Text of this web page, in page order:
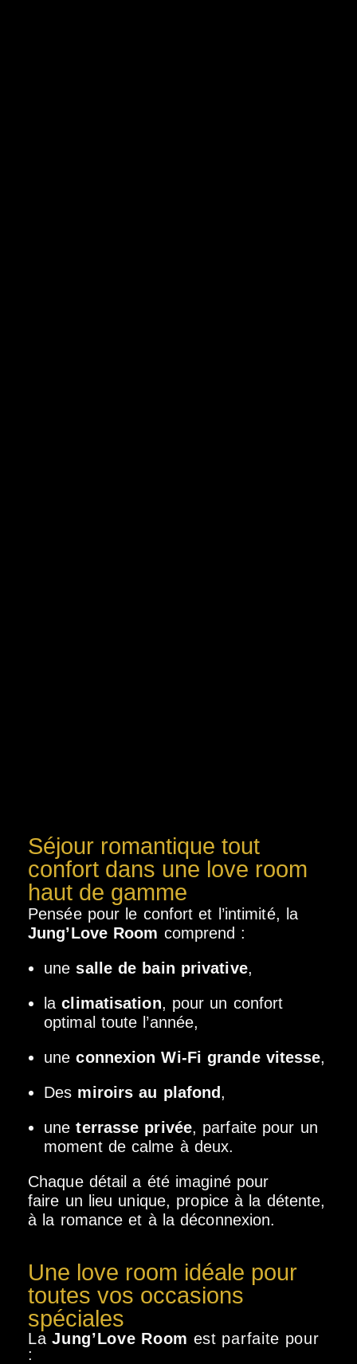
Séjour romantique tout
confort dans une love room
haut de gamme
Pensée pour le confort et l’intimité, la
Jung’Love Room comprend :
unesalle de bain privative,
laclimatisation, pour un confort
optimal toute l’année,
uneconnexion Wi-Fi grande vitesse,
Des miroirs au plafond,
uneterrasse privée, parfaite pour un
moment de calme à deux.
Chaque détail a été imaginé pour
faire un lieu unique, propice à la détente,
à la romance et à la déconnexion.
Une love room idéale pour
toutes vos occasions
spéciales
LaJung’Love Room est parfaite pour
: